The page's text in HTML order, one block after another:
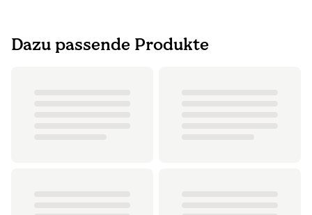
Dazu passende Produkte